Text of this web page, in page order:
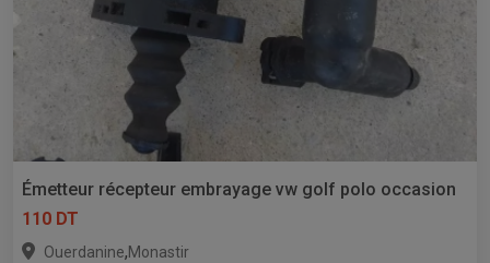
Émetteur récepteur embrayage vw golf polo occasion
110 DT
Ouerdanine,Monastir